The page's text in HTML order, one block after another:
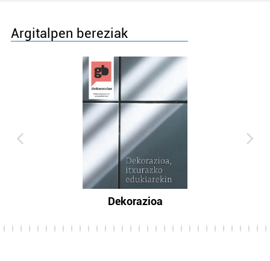
Argitalpen bereziak
Dekorazioa